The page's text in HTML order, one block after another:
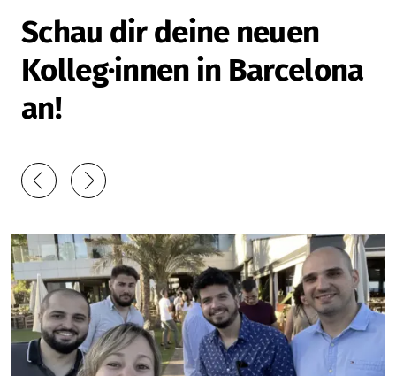
Schau dir deine neuen
Kolleg·innen in Barcelona
an!